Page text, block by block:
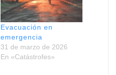
Evacuación en
emergencia
31 de marzo de 2026
En «Catástrofes»